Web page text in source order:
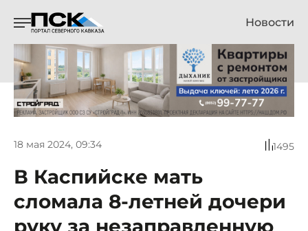
Новости
18 мая 2024, 09:34 1495
В Каспийске мать
сломала 8-летней дочери
руку за незаправленную